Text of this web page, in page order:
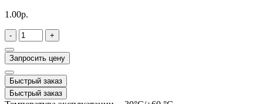
1.00р.
- +
Запросить цену
Быстрый заказ
Быстрый заказ